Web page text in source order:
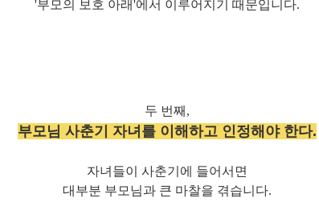
'부모의 보호 아래'에서 이루어지기 때문입니다.
두 번째,
부모님 사춘기 자녀를 이해하고 인정해야 한다.
자녀들이 사춘기에 들어서면
대부분 부모님과 큰 마찰을 겪습니다.